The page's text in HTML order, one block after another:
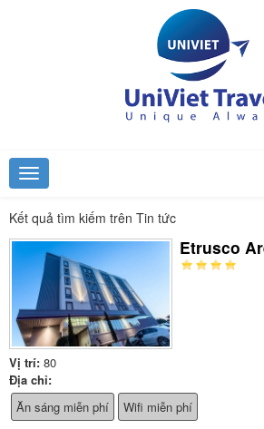
Kết quả tìm kiếm trên Tin tức
Etrusco
Vị trí: 80
Địa chỉ:
Ăn sáng miễn phí
Wifi miễn phí